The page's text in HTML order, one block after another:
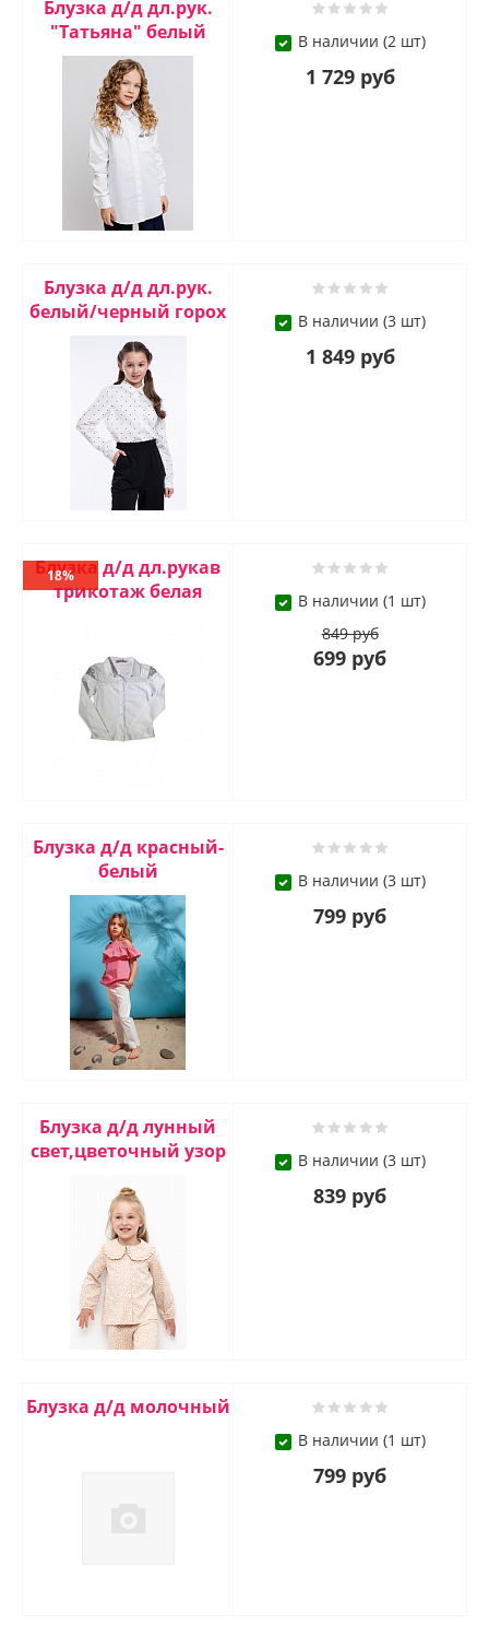
Блузка д/д дл.рук.
"Татьяна" белый
В наличии (2 шт)
1 729 руб
Блузка д/д дл.рук.
белый/черный горох
В наличии (3 шт)
1 849 руб
Блузка д/д дл.рукав
трикотаж белая
18%
В наличии (1 шт)
849 руб
699 руб
Блузка д/д красный-
белый
В наличии (3 шт)
799 руб
Блузка д/д лунный
свет,цветочный узор
В наличии (3 шт)
839 руб
Блузка д/д молочный
В наличии (1 шт)
799 руб